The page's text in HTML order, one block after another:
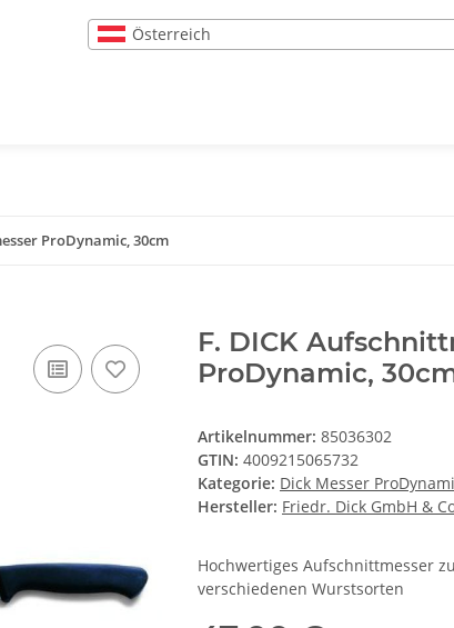
Österreich
ProDynamic, 30cm
F. DICK
ProDynamic,
Artikelnummer: 85036302
GTIN: 4009215065732
Kategorie: Dick Messer
Hersteller: Friedr. Dick GmbH &
Hochwertiges Aufschnittmesser
verschiedenen Wurstsorten